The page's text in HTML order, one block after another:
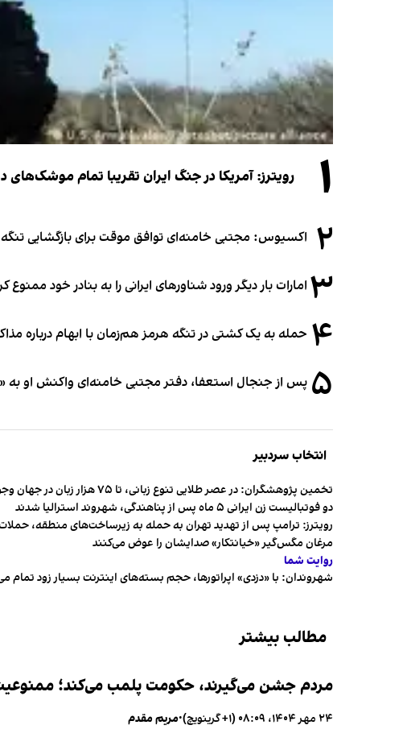
۱ رویترز: آمریکا در جنگ ایران تقریبا تمام موشک‌های
۲ اکسیوس: مجتبی خامنه‌ای توافق موقت برای بازگشایی تنگه
۳ امارات بار دیگر ورود شناورهای ایرانی را به بنادر خود ممنوع
۴ حمله به یک کشتی در تنگه هرمز هم‌زمان با ابهام درباره
۵ پس از جنجال استعفا، دفتر مجتبی خامنه‌ای واکنش او به
انتخاب سردبیر
تخمین پژوهشگران: در عصر طلایی تنوع زبانی، تا ۷۵ هزار زبان در جهان وجود داشت
دو فوتبالیست زن ایرانی ۵ ماه پس از پناهندگی، شهروند استرالیا شدند
رویترز: ترامپ پس از تهدید تهران به حمله به زیرساخت‌های منطقه،
مرغان مگس‌گیر «خیانتکار» صدایشان را عوض می‌کنند
روایت شما
شهروندان:‌ با «دزدی» اپراتورها، حجم بسته‌های اینترنت بسیار زود تمام
مطالب بیشتر
مردم جشن می‌گیرند، حکومت پلمب می‌کند؛ ممنوعیت
۲۴ مهر ۱۴۰۴، ۰۸:۰۹ (‎+۱ گرینویچ) •مریم مقدم